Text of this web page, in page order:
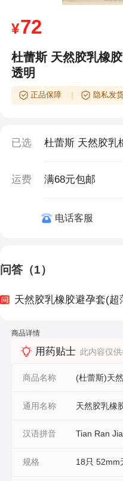
¥72
杜蕾斯 天然胶乳橡
透明
正品保障 隐私发
已选
运费 满68元包邮
电话客服
问答（1）
天然胶乳橡胶避孕套(
商品详情
用药贴士 此内容仅
商品名称 (杜蕾斯)天
通用名称 天然胶乳橡
汉语拼音 Tian Ran
规格 18只 52mm